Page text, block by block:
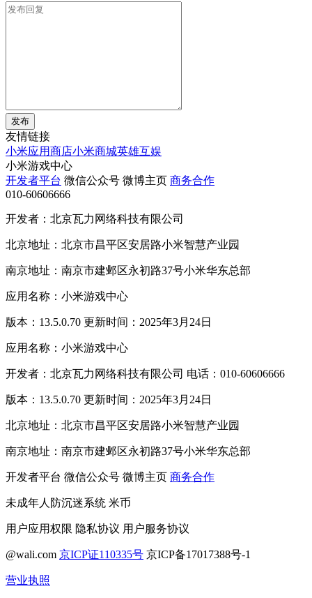
发布
友情链接
小米应用商店小米商城英雄互娱
小米游戏中心
开发者平台 微信公众号 微博主页 商务合作
010-60606666
开发者：北京瓦力网络科技有限公司
北京地址：北京市昌平区安居路小米智慧产业园
南京地址：南京市建邺区永初路37号小米华东总部
应用名称：小米游戏中心
版本：13.5.0.70 更新时间：2025年3月24日
应用名称：小米游戏中心
开发者：北京瓦力网络科技有限公司 电话：010-60606666
版本：13.5.0.70 更新时间：2025年3月24日
北京地址：北京市昌平区安居路小米智慧产业园
南京地址：南京市建邺区永初路37号小米华东总部
开发者平台 微信公众号 微博主页 商务合作
未成年人防沉迷系统 米币
用户应用权限 隐私协议 用户服务协议
@wali.com 京ICP证110335号 京ICP备17017388号-1
营业执照